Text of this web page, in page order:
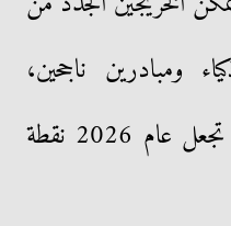
ومبادرين ناجحين،
مدعومين برؤية 2030 التي تجعل عام 2026 نقطة